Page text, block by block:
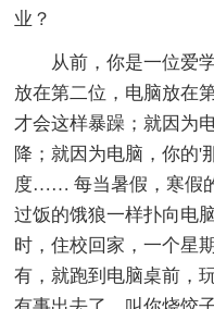
业？
从前，你是一位爱
放在第二位，电脑放在
才会这样暴躁；就因为
降；就因为电脑，你的'
度…… 每当暑假，寒假
过饭的饿狼一样扑向电
时，住校回家，一个星
有，就跑到电脑桌前，